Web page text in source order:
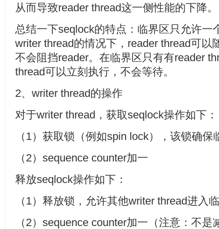
从而导致reader thread这一侧性能的下降。
总结一下seqlock的特点：临界区只允许一
writer thread的情况下，reader thread可以
不会阻挡reader。在临界区只有有reader
thread可以立刻执行，不会等待。
2、writer thread的操作
对于writer thread，获取seqlock操作如下：
（1）获取锁（例如spin lock），该锁确
（2）sequence counter加一
释放seqlock操作如下：
（1）释放锁，允许其他writer thread进入
（2）sequence counter加一（注意：不